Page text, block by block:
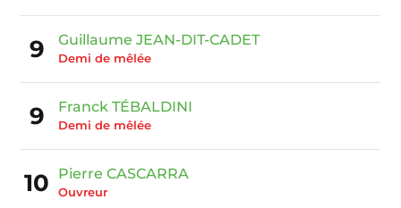
9 Guillaume JEAN-DIT-CADET
Demi de mêlée
9 Franck TÉBALDINI
Demi de mêlée
10 Pierre CASCARRA
Ouvreur